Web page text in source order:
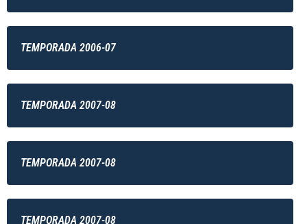
TEMPORADA 2006-07
TEMPORADA 2007-08
TEMPORADA 2007-08
TEMPORADA 2007-08